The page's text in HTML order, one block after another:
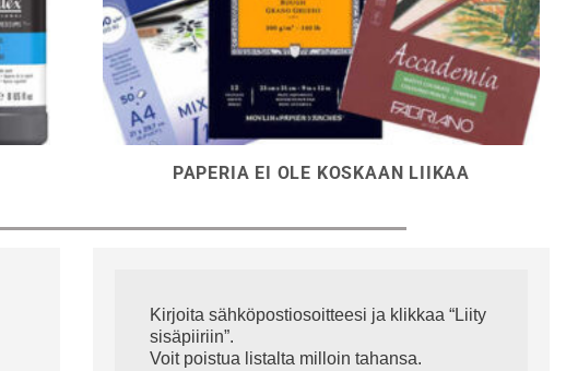
PAPERIA EI OLE KOSKAAN LIIKAA
Kirjoita sähköpostiosoitteesi ja klikkaa “Liity
sisäpiiriin”.
Voit poistua listalta milloin tahansa.